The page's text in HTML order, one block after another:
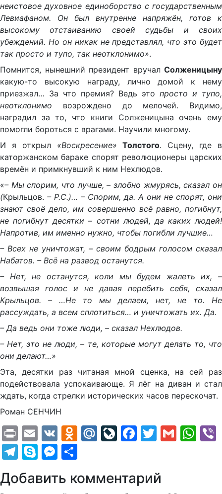
неистовое духовное единоборство с государственным
Левиафаном. Он был внутренне напряжён, готов к
высокому отстаиванию своей судьбы и своих
убеждений. Но он никак не представлял, что это будет
так просто и тупо, так неотклонимо».
Помнится, нынешний президент вручал Солженицыну
какую-то высокую награду, лично домой к нему
приезжал… За что премия? Ведь это просто и тупо,
неотклонимо возрождено до мелочей. Видимо,
наградил за то, что книги Солженицына очень ему
помогли бороться с врагами. Научили многому.
И я открыл «Воскресение» Толстого. Сцену, где в
каторжанском бараке спорят революционеры царских
времён и примкнувший к ним Нехлюдов.
«– Мы спорим, что лучше, – злобно жмурясь, сказал он
(Крыльцов. – Р.С.)… – Спорим, да. А они не спорят, они
знают своё дело, им совершенно всё равно, погибнут,
не погибнут десятки – сотни людей, да каких людей!
Напротив, им именно нужно, чтобы погибли лучшие…
– Всех не уничтожат, – своим бодрым голосом сказал
Набатов. – Всё на развод останутся.
– Нет, не останутся, коли мы будем жалеть их, –
возвышая голос и не давая перебить себя, сказал
Крыльцов. – …Не то мы делаем, нет, не то. Не
рассуждать, а всем сплотиться… и уничтожать их. Да.
– Да ведь они тоже люди, – сказал Нехлюдов.
– Нет, это не люди, – те, которые могут делать то, что
они делают…»
Эта, десятки раз читаная мной сценка, на сей раз
подействовала успокаивающе. Я лёг на диван и стал
ждать, когда стрелки исторических часов перескочат.
Роман СЕНЧИН
PrintEmail
VK Odnoklassniki
Mail.Ru
LiveJournal
Facebook
Twitter
Gmail
Telegram
SkypeMessenger
Добавить комментарий